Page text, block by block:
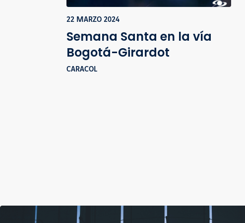
22 MARZO 2024
Semana Santa en la vía
Bogotá-Girardot
CARACOL